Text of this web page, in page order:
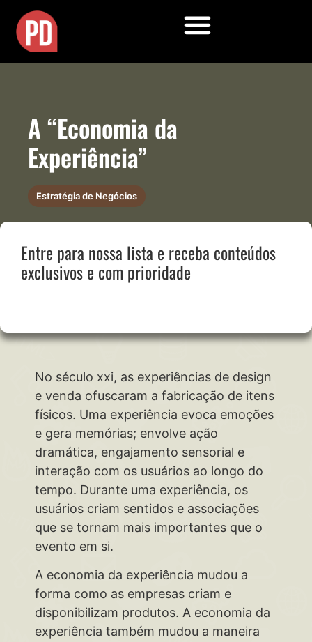
A “Economia da
Experiência”
Estratégia de Negócios
Entre para nossa lista e receba conteúdos
exclusivos e com prioridade
No século xxi, as experiências de design
e venda ofuscaram a fabricação de itens
físicos. Uma experiência evoca emoções
e gera memórias; envolve ação
dramática, engajamento sensorial e
interação com os usuários ao longo do
tempo. Durante uma experiência, os
usuários criam sentidos e associações
que se tornam mais importantes que o
evento em si.
A economia da experiência mudou a
forma como as empresas criam e
disponibilizam produtos. A economia da
experiência também mudou a maneira